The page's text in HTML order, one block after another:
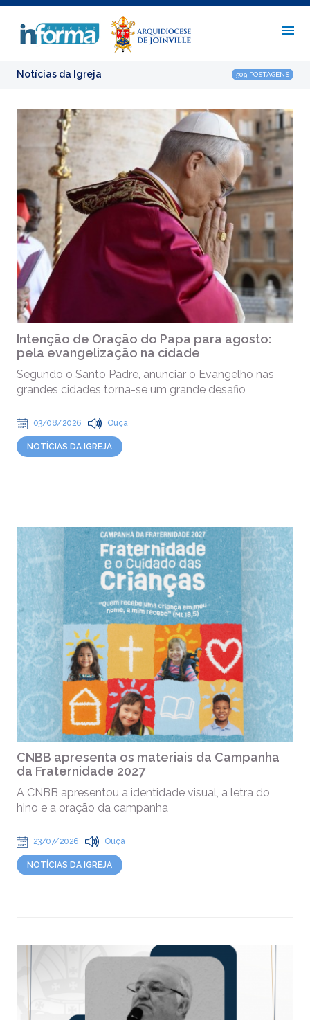
Notícias da Igreja 509 POSTAGENS
Intenção de Oração do Papa para agosto:
pela evangelização na cidade
Segundo o Santo Padre, anunciar o Evangelho nas
grandes cidades torna-se um grande desafio
03/08/2026 Ouça
NOTÍCIAS DA IGREJA
CNBB apresenta os materiais da Campanha
da Fraternidade 2027
A CNBB apresentou a identidade visual, a letra do
hino e a oração da campanha
23/07/2026 Ouça
NOTÍCIAS DA IGREJA